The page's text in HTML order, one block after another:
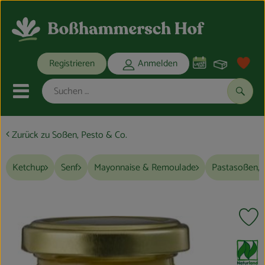
Registrieren Anmelden
Mobiles Menu öffnen oder
Bio-Kochkisten
ANGEBOTE
REGIONALES
Zurück zu Soßen, Pesto & Co.
Ketchup Senf Mayonnaise & Remoulade Pastasoßen,
, Verband: